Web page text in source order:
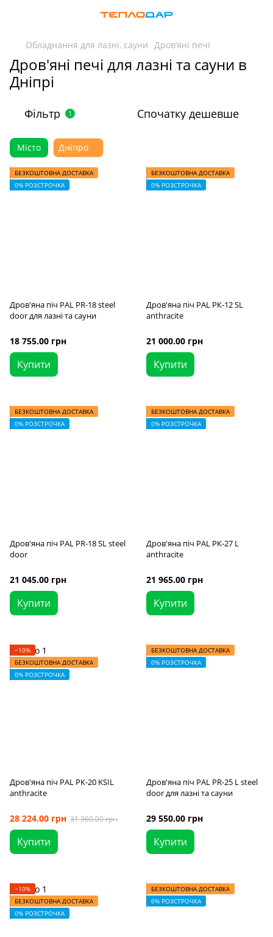
Обладнання для лазні, сауни Дров’яні печі
Дров'яні печі для лазні та сауни в
Дніпрі
Фільтр 1 Спочатку дешевше
Місто Дніпро
БЕЗКОШТОВНА ДОСТАВКА
0% РОЗСТРОЧКА
Дров'яна піч PAL PR-18 steel
door для лазні та сауни
18 755.00 грн
Купити
БЕЗКОШТОВНА ДОСТАВКА
0% РОЗСТРОЧКА
Дров'яна піч PAL PК-12 SL
anthracite
21 000.00 грн
Купити
БЕЗКОШТОВНА ДОСТАВКА
0% РОЗСТРОЧКА
Дров'яна піч PAL PR-18 SL steel
door
21 045.00 грн
Купити
БЕЗКОШТОВНА ДОСТАВКА
0% РОЗСТРОЧКА
Дров'яна піч PAL PК-27 L
anthracite
21 965.00 грн
Купити
−10%
БЕЗКОШТОВНА ДОСТАВКА
0% РОЗСТРОЧКА
Дров'яна піч PAL PК-20 KSIL
anthracite
28 224.00 грн 31 360.00 грн
Купити
БЕЗКОШТОВНА ДОСТАВКА
0% РОЗСТРОЧКА
Дров'яна піч PAL PR-25 L steel
door для лазні та сауни
29 550.00 грн
Купити
−10%
БЕЗКОШТОВНА ДОСТАВКА
0% РОЗСТРОЧКА
БЕЗКОШТОВНА ДОСТАВКА
0% РОЗСТРОЧКА